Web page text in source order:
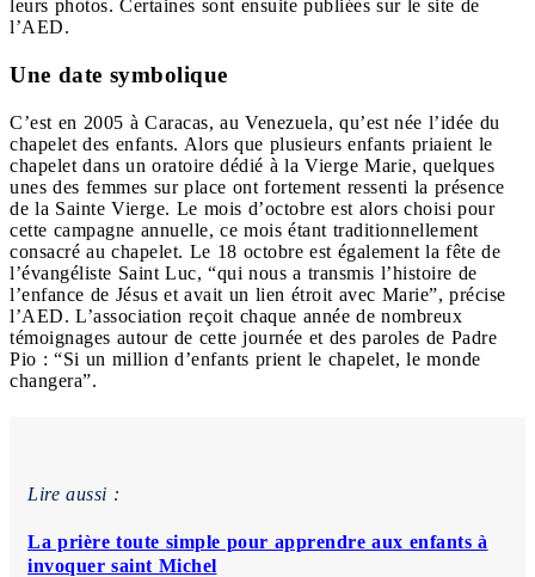
leurs photos. Certaines sont ensuite publiées sur le site de
l’AED.
Une date symbolique
C’est en 2005 à Caracas, au Venezuela, qu’est née l’idée du
chapelet des enfants. Alors que plusieurs enfants priaient le
chapelet dans un oratoire dédié à la Vierge Marie, quelques
unes des femmes sur place ont fortement ressenti la présence
de la Sainte Vierge. Le mois d’octobre est alors choisi pour
cette campagne annuelle, ce mois étant traditionnellement
consacré au chapelet. Le 18 octobre est également la fête de
l’évangéliste Saint Luc, “qui nous a transmis l’histoire de
l’enfance de Jésus et avait un lien étroit avec Marie”, précise
l’AED. L’association reçoit chaque année de nombreux
témoignages autour de cette journée et des paroles de Padre
Pio : “Si un million d’enfants prient le chapelet, le monde
changera”.
Lire aussi :
La prière toute simple pour apprendre aux enfants à
invoquer saint Michel